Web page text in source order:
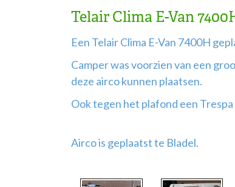
Telair Clima E-Van
Een Telair Clima E-Van 7400H
Camper was voorzien van een
deze airco kunnen plaatsen.
Ook tegen het plafond een
Airco is geplaatst te Bladel.